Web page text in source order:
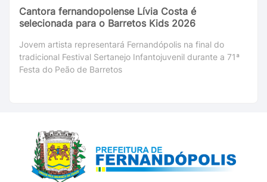
Cantora fernandopolense Lívia Costa é
selecionada para o Barretos Kids 2026
Jovem artista representará Fernandópolis na final do
tradicional Festival Sertanejo Infantojuvenil durante a 71ª
Festa do Peão de Barretos